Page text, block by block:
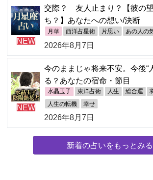
NEW
交際？ 友人止まり？【彼の
ち？】あなたへの想い/決断
月華 西洋占星術 片思い あの人の
2026年8月7日
NEW
今のままじゃ将来不安。今後“
る？あなたの宿命・節目
水晶玉子 東洋占術 人生 総合運
人生の転機 幸せ
2026年8月7日
新着の占いをもっとみる